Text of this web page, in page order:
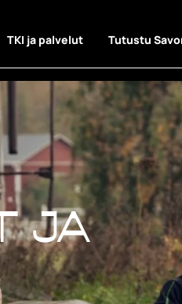
TKI ja palvelut Tutustu
ja